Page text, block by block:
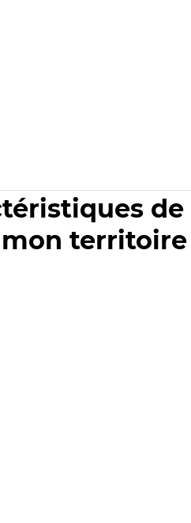
territoire